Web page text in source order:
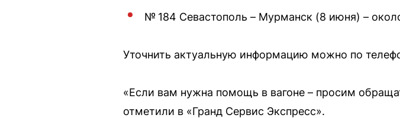
№ 184 Севастополь – Мурманск (8 июня) –
Уточнить актуальную информацию можно по
«Если вам нужна помощь в вагоне – просим
отметили в «Гранд Сервис Экспресс».